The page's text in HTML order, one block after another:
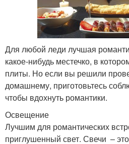
Для любой леди лучшая
какое-нибудь местечко, в
плиты. Но если вы решили
домашнему, приготовьтесь
чтобы вдохнуть романтики.
Освещение
Лучшим для романтических
приглушенный свет. Свечи –